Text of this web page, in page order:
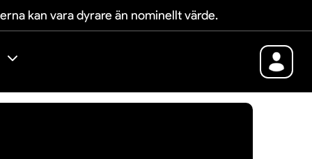
kan vara dyrare än nominellt värde.